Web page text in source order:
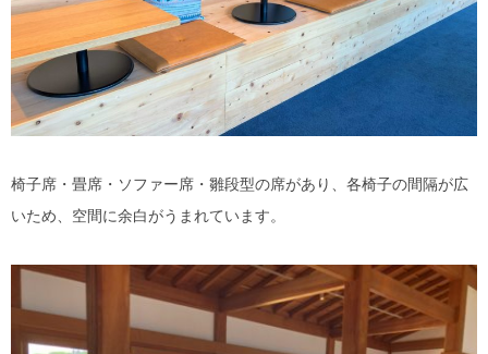
椅子席・畳席・ソファー席・雛段型の席があり、各椅子の間隔が広
いため、空間に余白がうまれています。